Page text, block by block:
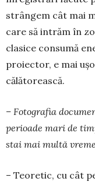
strângem cât mai
care să intrăm în
clasice consumă
proiector, e mai
călătorească.
– Fotografia
perioade mari de
stai mai multă
– Teoretic, cu cât